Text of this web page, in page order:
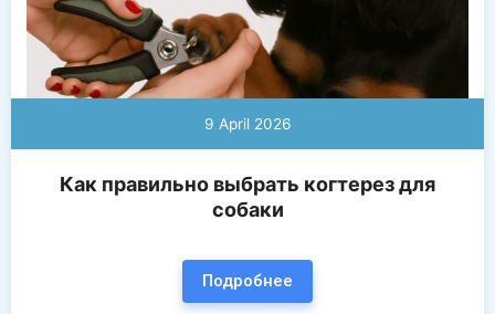
9 April 2026
Как правильно выбрать когтерез для
собаки
Подробнее